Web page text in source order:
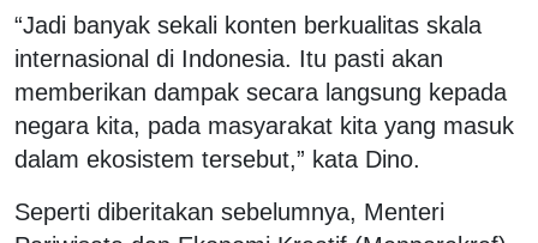
“Jadi banyak sekali konten berkualitas skala
internasional di Indonesia. Itu pasti akan
memberikan dampak secara langsung kepada
negara kita, pada masyarakat kita yang masuk
dalam ekosistem tersebut,” kata Dino.
Seperti diberitakan sebelumnya, Menteri